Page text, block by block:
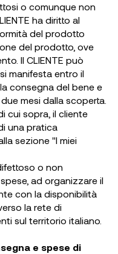
o comunque non
ha diritto al
del prodotto
del prodotto, ove
Il CLIENTE può
manifesta entro il
consegna del bene e
mesi dalla scoperta.
cui sopra, il cliente
una pratica
sezione "I miei
o non
ad organizzare il
con la disponibilità
la rete di
sul territorio italiano.
e spese di